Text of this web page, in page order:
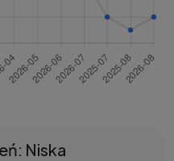
Niska